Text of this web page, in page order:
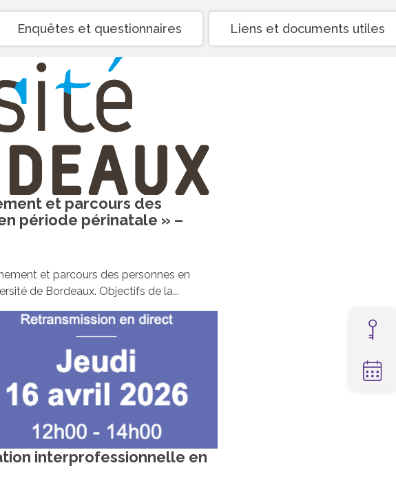
Enquêtes et questionnaires Liens et documents utiles
et parcours des
période périnatale » –
et parcours des personnes en
de Bordeaux. Objectifs de la...
interprofessionnelle en